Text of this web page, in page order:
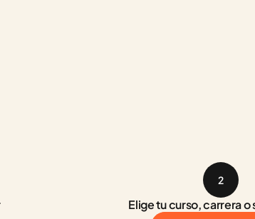
2
Elige tu curso, carrera